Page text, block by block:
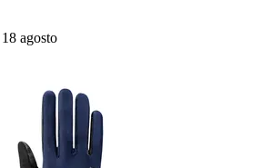
agosto